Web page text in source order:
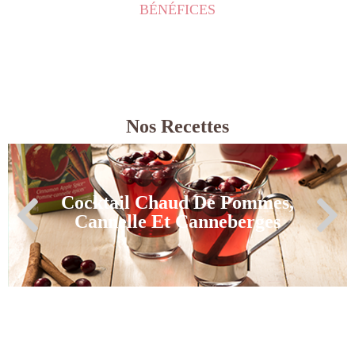
BÉNÉFICES
Nos Recettes
Cocktail Chaud De Pommes,
Cannelle Et Canneberges
Cocktail Chaud De Pommes,
Cannelle Et Canneberges
Voir la recette